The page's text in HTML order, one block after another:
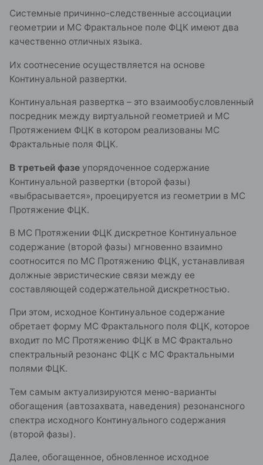
Системные причинно-следственные ассоциации
геометрии и МС Фрактальное поле ФЦК имеют два
качественно отличных языка.
Их соотнесение осуществляется на основе
Континуальной развертки.
Континуальная развертка – это взаимообусловленный
посредник между виртуальной геометрией и МС
Протяжением ФЦК в котором реализованы МС
Фрактальные поля ФЦК.
В третьей фазе упорядоченное содержание
Континуальной развертки (второй фазы)
«выбрасывается», проецируется из геометрии в МС
Протяжение ФЦК.
В МС Протяжении ФЦК дискретное Континуальное
содержание (второй фазы) мгновенно взаимно
соотносится по МС Протяжению ФЦК, устанавливая
должные эвристические связи между ее
составляющей содержательной дискретностью.
При этом, исходное Континуальное содержание
обретает форму МС Фрактального поля ФЦК, которое
входит по МС Протяжению ФЦК в МС Фрактально
спектральный резонанс ФЦК с МС Фрактальными
полями ФЦК.
Тем самым актуализируются меню-варианты
обогащения (автозахвата, наведения) резонансного
спектра исходного Континуального содержания
(второй фазы).
Далее, обогащенное, обновленное исходное